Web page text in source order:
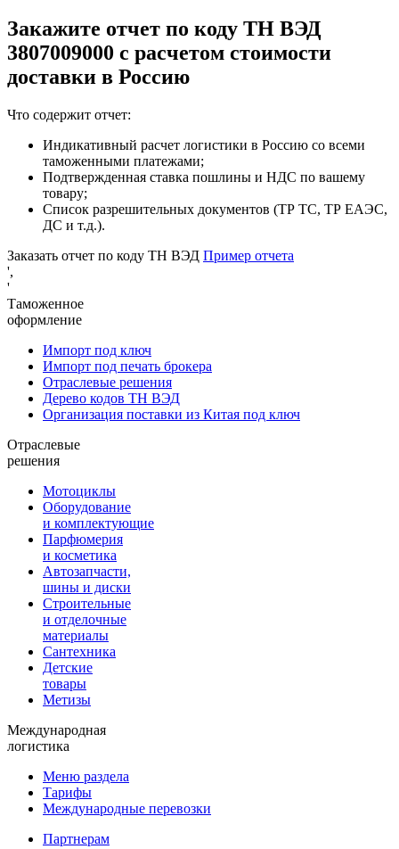
Закажите отчет по коду ТН ВЭД
3807009000 с расчетом стоимости
доставки в Россию
Что содержит отчет:
Индикативный расчет логистики в Россию со всеми
таможенными платежами;
Подтвержденная ставка пошлины и НДС по вашему
товару;
Список разрешительных документов (ТР ТС, ТР ЕАЭС,
ДС и т.д.).
Заказать отчет по коду ТН ВЭД Пример отчета
',
'
Таможенное
оформление
Импорт под ключ
Импорт под печать брокера
Отраслевые решения
Дерево кодов ТН ВЭД
Организация поставки из Китая под ключ
Отраслевые
решения
Мотоциклы
Оборудование
и комплектующие
Парфюмерия
и косметика
Автозапчасти,
шины и диски
Строительные
и отделочные
материалы
Сантехника
Детские
товары
Метизы
Международная
логистика
Меню раздела
Тарифы
Международные перевозки
Партнерам